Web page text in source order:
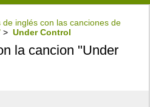
de inglés con las canciones de
> Under Control
la cancion "Under